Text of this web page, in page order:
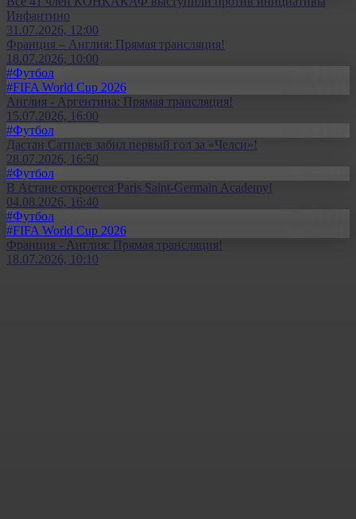
Инфантино
31.07.2026, 12:00
Франция – Англия: Прямая трансляция!
18.07.2026, 10:00
#Футбол
#FIFA World Cup 2026
Англия - Аргентина: Прямая трансляция!
15.07.2026, 16:00
#Футбол
Дастан Сатпаев забил первый гол за «Челси»!
28.07.2026, 16:50
#Футбол
В Астане откроется Paris Saint-Germain Academy!
04.08.2026, 16:40
#Футбол
#FIFA World Cup 2026
Франция - Англия: Прямая трансляция!
18.07.2026, 10:10